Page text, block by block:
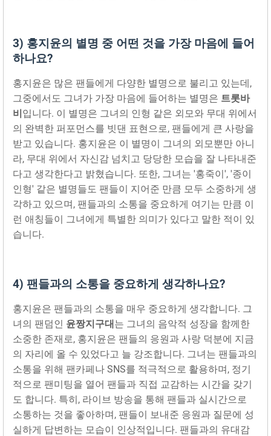
3) 홍지윤의 별명 중 어떤 것을 가장 마음에 들어
하나요?
홍지윤은 많은 팬들에게 다양한 별명으로 불리고 있는데,
그중에서도 그녀가 가장 마음에 들어하는 별명은 트롯바
비입니다. 이 별명은 그녀의 인형 같은 외모와 무대 위에서
의 완벽한 퍼포먼스를 빗댄 표현으로, 팬들에게 큰 사랑을
받고 있습니다. 홍지윤은 이 별명이 그녀의 외모뿐만 아니
라, 무대 위에서 자신감 넘치고 당당한 모습을 잘 나타내준
다고 생각한다고 밝혔습니다. 또한, 그녀는 '홍죽이', '종이
인형' 같은 별명들도 팬들이 지어준 만큼 모두 소중하게 생
각하고 있으며, 팬들과의 소통을 중요하게 여기는 만큼 이
런 애칭들이 그녀에게 특별한 의미가 있다고 말한 적이 있
습니다.
4) 팬들과의 소통을 중요하게 생각하나요?
홍지윤은 팬들과의 소통을 매우 중요하게 생각합니다. 그
녀의 팬덤인 윤짱지구대는 그녀의 음악적 성장을 함께한
소중한 존재로, 홍지윤은 팬들의 응원과 사랑 덕분에 지금
의 자리에 올 수 있었다고 늘 강조합니다. 그녀는 팬들과의
소통을 위해 팬카페나 SNS를 적극적으로 활용하며, 정기
적으로 팬미팅을 열어 팬들과 직접 교감하는 시간을 갖기
도 합니다. 특히, 라이브 방송을 통해 팬들과 실시간으로
소통하는 것을 좋아하며, 팬들이 보내준 응원과 질문에 성
실하게 답변하는 모습이 인상적입니다. 팬들과의 유대감